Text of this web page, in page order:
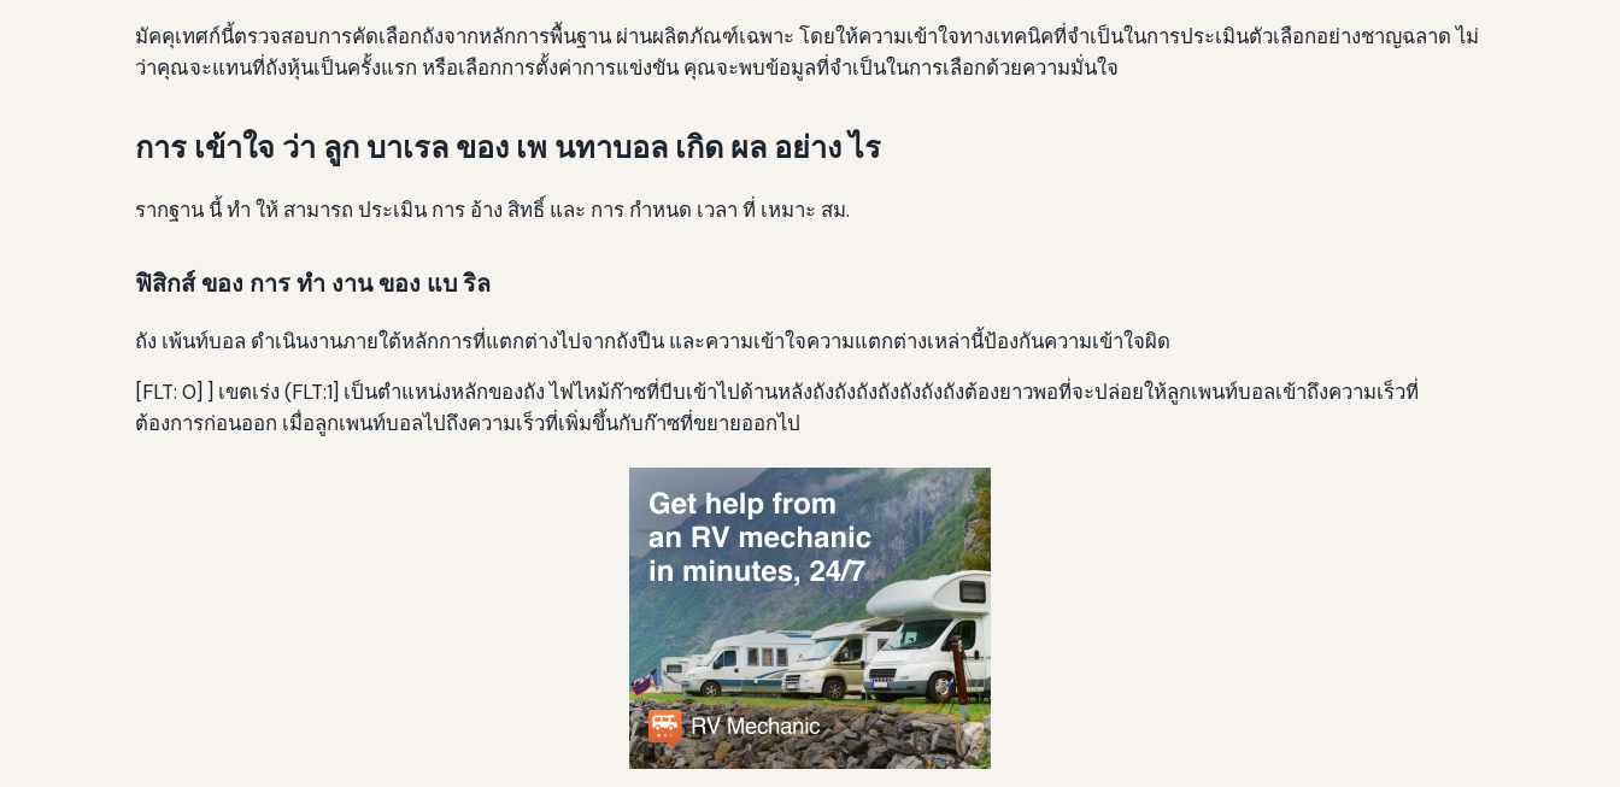
มัคคุเทศก์นี้ตรวจสอบการคัดเลือกถังจากหลักการพื้นฐาน ผ่านผลิตภัณฑ์เฉพาะ โดยให้ความเข้าใจทางเทคนิคที่จําเป็นในการประเมินตัวเลือกอย่างชาญฉลาด ไม่
ว่าคุณจะแทนที่ถังหุ้นเป็นครั้งแรก หรือเลือกการตั้งค่าการแข่งขัน คุณจะพบข้อมูลที่จําเป็นในการเลือกด้วยความมั่นใจ
การ เข้าใจ ว่า ลูก บาเรล ของ เพ นทาบอล เกิด ผล อย่าง ไร
รากฐาน นี้ ทํา ให้ สามารถ ประเมิน การ อ้าง สิทธิ์ และ การ กําหนด เวลา ที่ เหมาะ สม.
ฟิสิกส์ ของ การ ทํา งาน ของ แบ ริล
ถัง เพ้นท์บอล ดําเนินงานภายใต้หลักการที่แตกต่างไปจากถังปืน และความเข้าใจความแตกต่างเหล่านี้ป้องกันความเข้าใจผิด
[FLT: 0] ] เขตเร่ง (FLT:1] เป็นตําแหน่งหลักของถัง ไฟไหม้ก๊าซที่บีบเข้าไปด้านหลังถังถังถังถังถังถังถังต้องยาวพอที่จะปล่อยให้ลูกเพนท์บอลเข้าถึงความเร็วที่
ต้องการก่อนออก เมื่อลูกเพนท์บอลไปถึงความเร็วที่เพิ่มขึ้นกับก๊าซที่ขยายออกไป